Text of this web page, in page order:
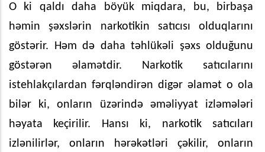
O ki qaldı daha böyük miqdara, bu, birbaşa
həmin şəxslərin narkotikin satıcısı olduqlarını
göstərir. Həm də daha təhlükəli şəxs olduğunu
göstərən əlamətdir. Narkotik satıcılarını
istehlakçılardan fərqləndirən digər əlamət o ola
bilər ki, onların üzərində əməliyyat izləmələri
həyata keçirilir. Hansı ki, narkotik satıcıları
izlənilirlər, onların hərəkətləri çəkilir, onların